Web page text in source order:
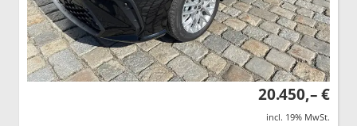
20.450,– €
incl. 19% MwSt.